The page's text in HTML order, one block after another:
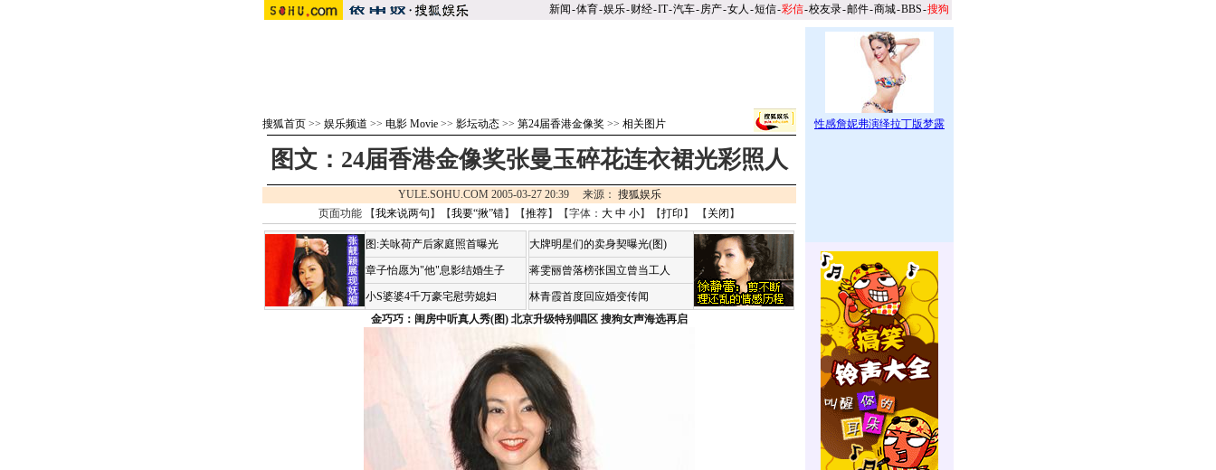
新闻-体育-娱乐-财经-IT-汽车-房产-女人 -短信-彩信-校友录-邮件-商城-BBS-搜狗
搜狐首页 >> 娱乐频道 >> 电影 Movie >> 影坛动态 >> 第24届香港金像奖 >> 相关图片
图文：24届香港金像奖张曼玉碎花连衣裙光彩照人
YULE.SOHU.COM 2005-03-27 20:39 来源： 搜狐娱乐
页面功能 【我来说两句 】【我要“揪”错】【推荐】【字体： 大 中 小】【打印 】 【 关闭 】
图:关咏荷产后家庭照首曝光
章子怡愿为"他"息影结婚生子
小S婆婆4千万豪宅慰劳媳妇
大牌明星们的卖身契曝光(图)
蒋雯丽曾落榜张国立曾当工人
林青霞首度回应婚变传闻
金巧巧：闺房中听真人秀(图) 北京升级特别唱区 搜狗女声海选再启